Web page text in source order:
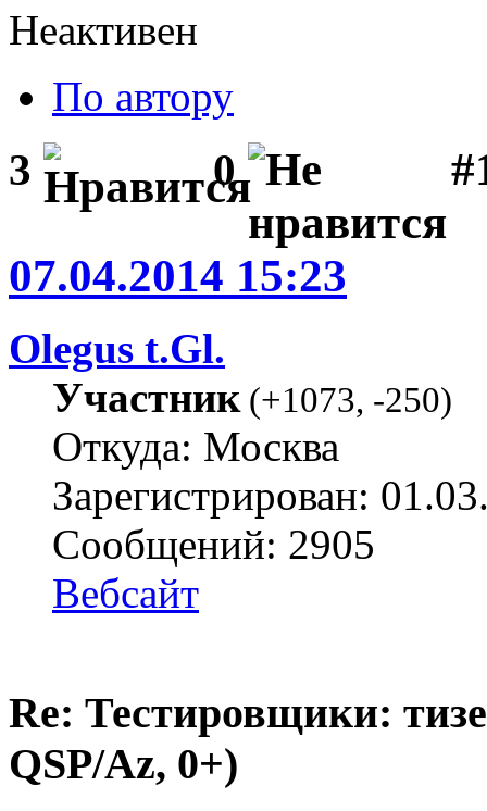
Неактивен
По автору
3 0
07.04.2014 15:23
Olegus t.Gl.
Участник(+1073, -250)
Откуда: Москва
Зарегистрирован:
Сообщений: 2905
Вебсайт
Re: Тестировщики:
QSP/Az, 0+)